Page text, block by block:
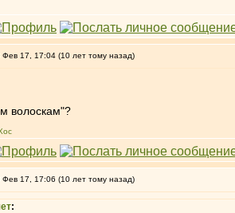
17, 17:04 (10 лет тому назад)
волоскам"?
17, 17:06 (10 лет тому назад)
: